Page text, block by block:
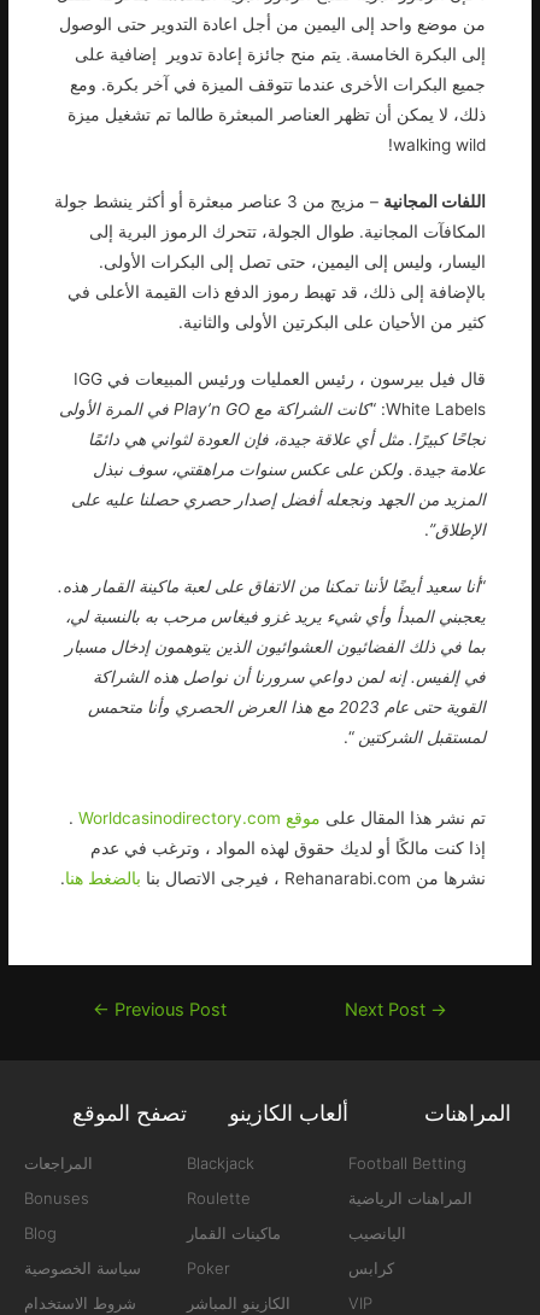
من موضع واحد إلى اليمين من أجل اعادة التدوير حتى الوصول
إلى البكرة الخامسة. يتم منح جائزة إعادة تدوير إضافية على
جميع البكرات الأخرى عندما تتوقف الميزة في آخر بكرة. ومع
ذلك، لا يمكن أن تظهر العناصر المبعثرة طالما تم تشغيل ميزة
walking wild!
اللفات المجانية
– مزيج من 3 عناصر مبعثرة أو أكثر ينشط جولة
المكافآت المجانية. طوال الجولة، تتحرك الرموز البرية إلى
اليسار، وليس إلى اليمين، حتى تصل إلى البكرات الأولى.
بالإضافة إلى ذلك، قد تهبط رموز الدفع ذات القيمة الأعلى في
كثير من الأحيان على البكرتين الأولى والثانية.
قال فيل بيرسون ، رئيس العمليات ورئيس المبيعات في IGG
White Labels: “
كانت الشراكة مع Play’n GO في المرة الأولى
نجاحًا كبيرًا. مثل أي علاقة جيدة، فإن العودة لثواني هي دائمًا
علامة جيدة. ولكن على عكس سنوات مراهقتي، سوف نبذل
المزيد من الجهد ونجعله أفضل إصدار حصري حصلنا عليه على
الإطلاق”.
“أنا سعيد أيضًا لأننا تمكنا من الاتفاق على لعبة ماكينة القمار هذه.
يعجبني المبدأ وأي شيء يريد غزو فيغاس مرحب به بالنسبة لي،
بما في ذلك الفضائيون العشوائيون الذين يتوهمون إدخال مسبار
في إلفيس. إنه لمن دواعي سرورنا أن نواصل هذه الشراكة
القوية حتى عام 2023 مع هذا العرض الحصري وأنا متحمس
لمستقبل الشركتين “.
تم نشر هذا المقال على موقع Worldcasinodirectory.com
.
إذا كنت مالكًا أو لديك حقوق لهذه المواد ، وترغب في عدم
نشرها من Rehanarabi.com ، فيرجى الاتصال بنا
بالضغط هنا.
← Previous Post Next Post →
تصفح الموقع
المراجعات
Bonuses
Blog
سياسة الخصوصية
شروط الاستخدام
ألعاب الكازينو
Blackjack
Roulette
ماكينات القمار
Poker
الكازينو المباشر
المراهنات
Football Betting
المراهنات الرياضية
اليانصيب
كرابس
VIP